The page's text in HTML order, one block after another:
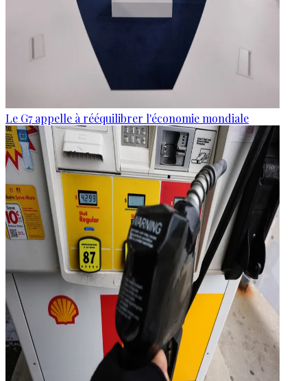
Le G7 appelle à rééquilibrer l'économie mondiale